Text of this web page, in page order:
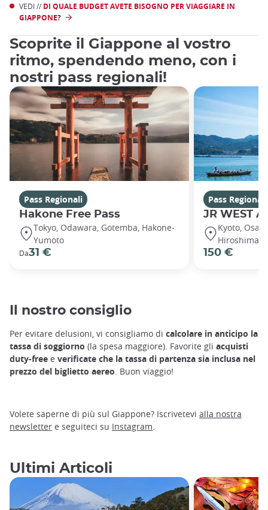
VEDI // DI QUALE BUDGET AVETE BISOGNO PER VIAGGIARE IN
GIAPPONE?
Scoprite il Giappone al vostro
ritmo, spendendo meno, con i
nostri pass regionali!
Pass Regionali
Hakone Free Pass
Tokyo, Odawara, Gotemba, Hakone-
Yumoto
Da31 €
Pass Regionali
JR WEST
Kyoto,
Hiroshima,
150 €
Il nostro consiglio
Per evitare delusioni, vi consigliamo di calcolare in anticipo la
tassa di soggiorno (la spesa maggiore). Favorite gli acquisti
duty-free e verificate che la tassa di partenza sia inclusa nel
prezzo del biglietto aereo. Buon viaggio!
Volete saperne di più sul Giappone? Iscrivetevi alla nostra
newsletter e seguiteci su Instagram
Ultimi Articoli